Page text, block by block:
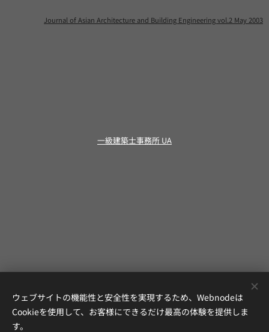
Journal of Asian Architecture and Building Engineering vol.2 May 2003
一級建築士事務所 UA
ウェブサイトの機能性と安全性を実現するため、Webnodeは
Cookieを使用して、お客様にできるだけ最高の体験を提供しま
す。